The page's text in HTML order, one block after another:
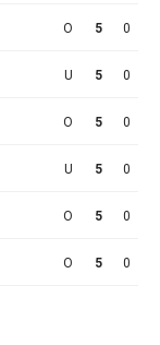
O 5 0
U 5 0
O 5 0
U 5 0
O 5 0
O 5 0